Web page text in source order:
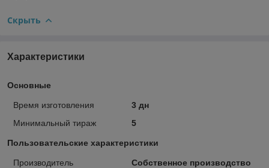
Скрыть
Характеристики
Основные
Время изготовления
3 дн
Минимальный тираж
5
Пользовательские характеристики
Производитель
Собственное производство